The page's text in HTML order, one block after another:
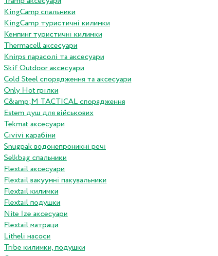
KingCamp спальники
KingCamp туристичні килимки
Кемпинг туристичні килимки
Thermacell аксесуари
Knirps парасолі та аксесуари
Skif Outdoor аксесуари
Cold Steel спорядження та аксесуари
Only Hot грілки
C&amp;M TACTICAL спорядження
Estem душ для військових
Tekmat аксесуари
Сivivi карабіни
Snugpak водонепроникні речі
Selkbag спальники
Flextail аксесуари
Flextail вакуумні пакувальники
Flextail килимки
Flextail подушки
Nite Ize аксесуари
Flextail матраци
Litheli насоси
Tribe килимки, подушки